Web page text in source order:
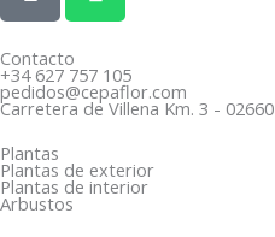
b
o
o
k
a
g
r
a
m
o
n
e
-
a
l
t
a
t
s
a
p
p
Contacto
+34 627 757 105
pedidos@cepaflor.com
Carretera de Villena Km. 3 -
Plantas
Plantas de exterior
Plantas de interior
Arbustos